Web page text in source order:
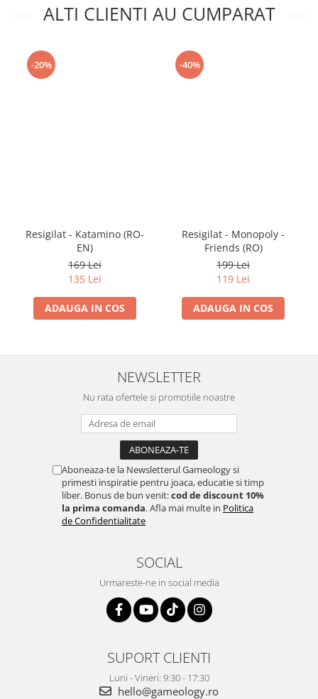
ALTI CLIENTI AU CUMPARAT
-20%
Resigilat - Katamino (RO-
EN)
169 Lei
135 Lei
ADAUGA IN COS
-40%
Resigilat - Monopoly -
Friends (RO)
199 Lei
119 Lei
ADAUGA IN COS
NEWSLETTER
Nu rata ofertele si promotiile noastre
Aboneaza-te la Newsletterul Gameology si
primesti inspiratie pentru joaca, educatie si timp
liber. Bonus de bun venit:cod de discount 10%
la prima comanda. Afla mai multe in Politica
de Confidentialitate
SOCIAL
Urmareste-ne in social media
SUPORT CLIENTI
Luni - Vineri: 9:30 - 17:30
hello@gameology.ro